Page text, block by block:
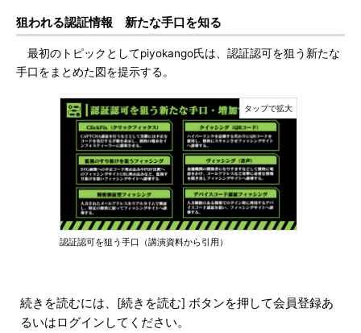
狙われる認証情報 新たな手口を知る
最初のトピックとしてpiyokango氏は、認証認可を狙う新たな
手口をまとめた図を提示する。
認証認可を狙う手口（講演資料から引用）
続きを読むには、[続きを読む] ボタンを押して会員登録あ
るいはログインしてください。